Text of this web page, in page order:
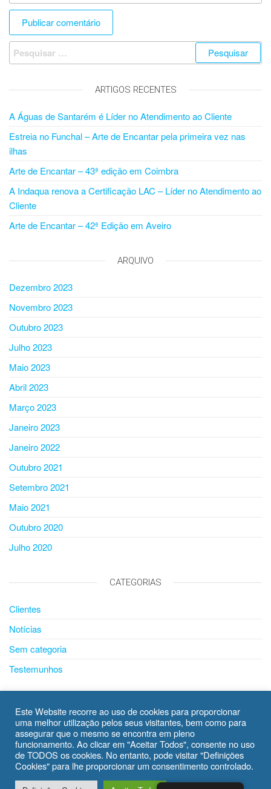
ARTIGOS RECENTES
A Águas de Santarém é Líder no Atendimento ao Cliente
Estreia no Funchal – Arte de Encantar pela primeira vez nas
ilhas
Arte de Encantar – 43ª edição em Coimbra
A Indaqua renova a Certificação LAC – Líder no Atendimento ao
Cliente
Arte de Encantar – 42ª Edição em Aveiro
ARQUIVO
Dezembro 2023
Novembro 2023
Outubro 2023
Julho 2023
Maio 2023
Abril 2023
Março 2023
Janeiro 2023
Janeiro 2022
Outubro 2021
Setembro 2021
Maio 2021
Outubro 2020
Julho 2020
CATEGORIAS
Clientes
Notícias
Sem categoria
Testemunhos
Iniciar sessão
Feed de entradas
Feed de comentários
Este Website recorre ao uso de cookies para proporcionar
uma melhor utilização pelos seus visitantes, bem como para
assegurar que o mesmo se encontra em pleno
funcionamento. Ao clicar em "Aceitar Todos", consente no uso
de TODOS os cookies. No entanto, pode visitar "Definições
Cookies" para lhe proporcionar um consentimento controlado.